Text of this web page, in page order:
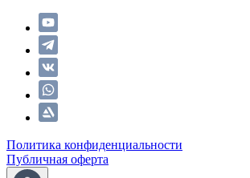
Политика конфиденциальности
Публичная оферта